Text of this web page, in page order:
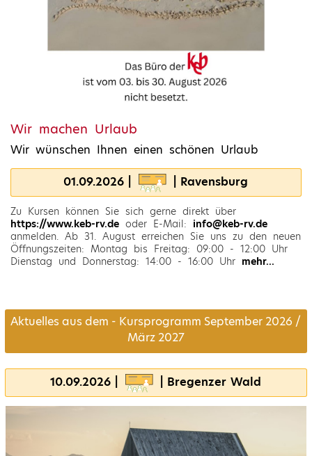
Wir machen Urlaub
Wir wünschen Ihnen einen schönen Urlaub
01.09.2026 |
| Ravensburg
Zu Kursen können Sie sich gerne direkt über
https://www.keb-rv.deoder E-Mail: info@keb-rv.de
anmelden. Ab 31. August erreichen Sie uns zu den neuen
Öffnungszeiten: Montag bis Freitag: 09:00 - 12:00 Uhr
Dienstag und Donnerstag: 14:00 - 16:00 Uhr mehr...
Aktuelles aus dem - Kursprogramm September 2026 /
März 2027
10.09.2026 | | Bregenzer Wald